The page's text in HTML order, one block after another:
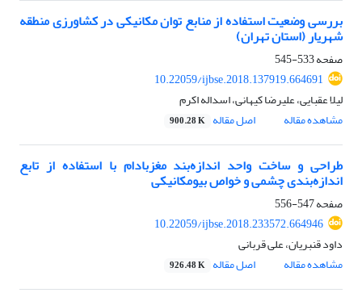
بررسی وضعیت استفاده از منابع توان مکانیکی در کشاورزی منطقه
شهریار (استان تهران)
صفحه533-545
10.22059/ijbse.2018.137919.664691
لیلا عقبایی، علیرضا کیهانی، اسداله اکرم
مشاهده مقاله
اصل مقاله 900.28 K
طراحی و ساخت واحد ‌اندازه‌بند مغزبادام با استفاده از تابع
اندازه‌بندی چشمی و خواص بیومکانیکی
صفحه547-556
10.22059/ijbse.2018.233572.664946
داود قنبریان، علی قربانی
مشاهده مقاله
اصل مقاله 926.48 K